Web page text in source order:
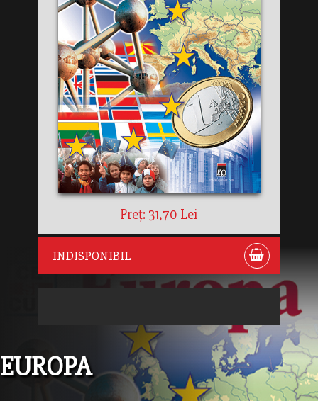
Preț: 31,70 Lei
INDISPONIBIL
EUROPA